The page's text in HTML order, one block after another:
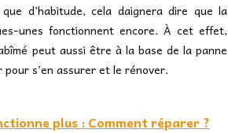
d’habitude, cela daignera dire que la
unes fonctionnent encore. À cet effet,
peut aussi être à la base de la panne
s’en assurer et le rénover.
plus : Comment réparer ?